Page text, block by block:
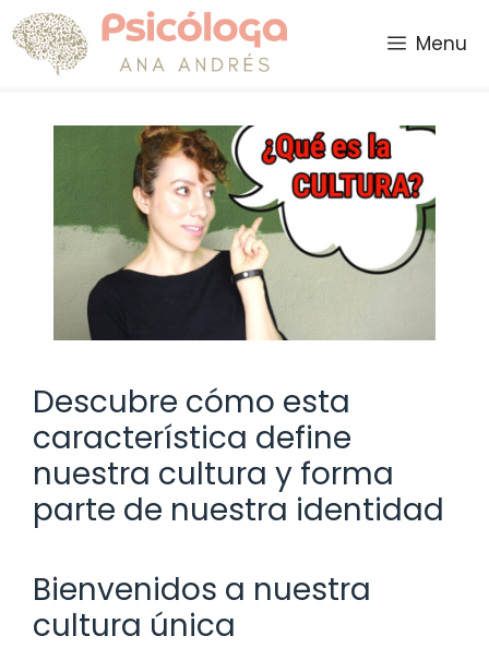
Saltar
al
contenido
Menu
Descubre cómo esta
característica define
nuestra cultura y forma
parte de nuestra identidad
Bienvenidos a nuestra
cultura única